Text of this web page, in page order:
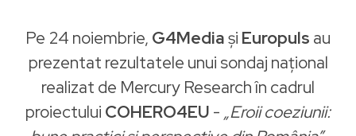
Pe 24 noiembrie, G4Mediași Europuls au
prezentat rezultatele unui sondaj național
realizat de Mercury Research în cadrul
proiectului COHERO4EU - „Eroii coeziunii: